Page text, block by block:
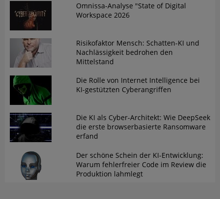
Omnissa-Analyse "State of Digital
Workspace 2026
Risikofaktor Mensch: Schatten-KI und
Nachlässigkeit bedrohen den
Mittelstand
Die Rolle von Internet Intelligence bei
KI-gestützten Cyberangriffen
Die KI als Cyber-Architekt: Wie DeepSeek
die erste browserbasierte Ransomware
erfand
Der schöne Schein der KI-Entwicklung:
Warum fehlerfreier Code im Review die
Produktion lahmlegt